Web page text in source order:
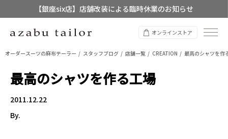
【銀座six店】店舗改装による臨時休業のお知らせ
【店舗限定】レディースオーダースーツ
オンラインストア
オーダースーツの麻布テーラー スタッフブログ 店舗一覧 CREATION 最高のシャツを作
最高のシャツを作る工場
2011.12.22
By.